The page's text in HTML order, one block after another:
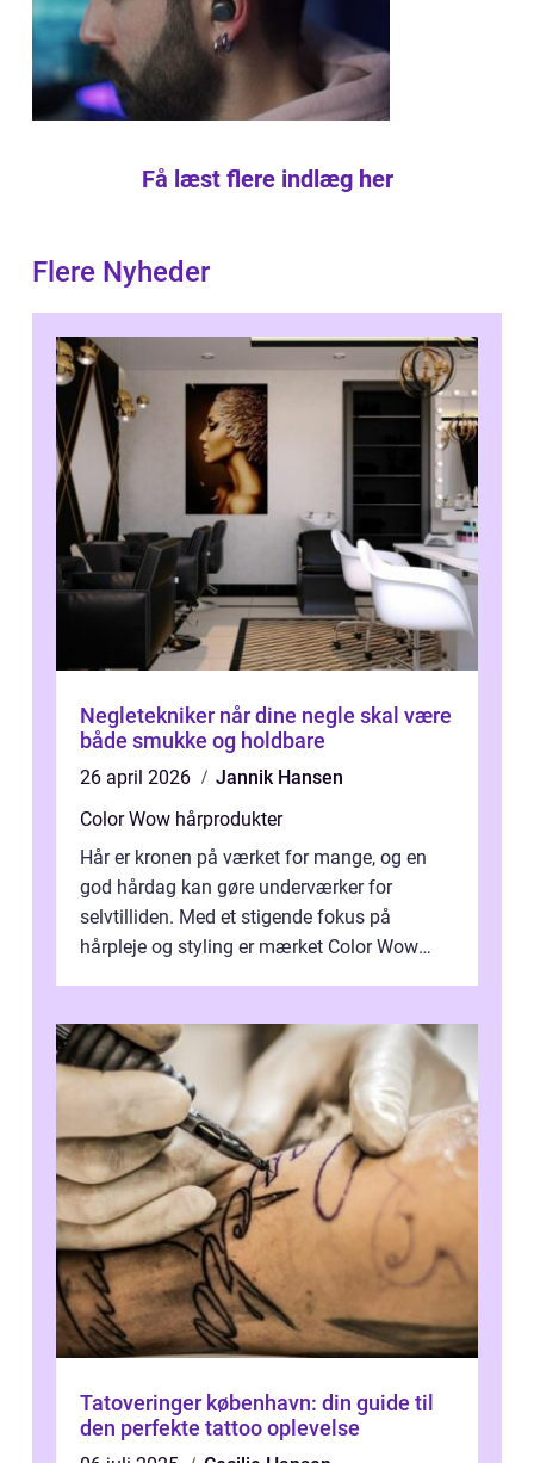
Få læst flere indlæg her
Flere Nyheder
Negletekniker når dine negle skal være
både smukke og holdbare
26 april 2026
Jannik Hansen
Color Wow hårprodukter
Hår er kronen på værket for mange, og en
god hårdag kan gøre underværker for
selvtilliden. Med et stigende fokus på
hårpleje og styling er mærket Color Wow
Tatoveringer københavn: din guide til
den perfekte tattoo oplevelse